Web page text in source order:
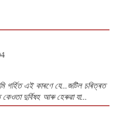
গৰ্হিত এই কাৰণে যে...জটিল চৰিত্ৰত
দুৰ্বিষহ আৰু হেৰুৱা যা...